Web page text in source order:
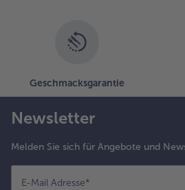
Geschmacksgarantie
Newsletter
Melden Sie sich für Angebote und
E-Mail Adresse*